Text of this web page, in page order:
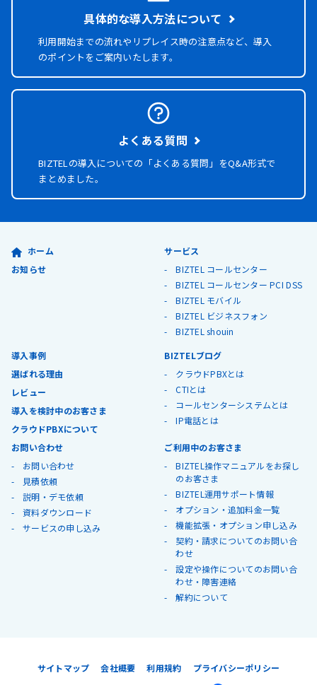
具体的な導入方法について
利用開始までの流れやリプレイス時の注意点など、導入
のポイントをご案内いたします。
よくある質問
BIZTELの導入についての「よくある質問」をQ&A形式で
まとめました。
ホーム
お知らせ
サービス
BIZTEL コールセンター
BIZTEL コールセンター PCI DSS
BIZTEL モバイル
BIZTEL ビジネスフォン
BIZTEL shouin
導入事例
選ばれる理由
レビュー
導入を検討中のお客さま
クラウドPBXについて
BIZTELブログ
クラウドPBXとは
CTIとは
コールセンターシステムとは
IP電話とは
お問い合わせ
お問い合わせ
見積依頼
説明・デモ依頼
資料ダウンロード
サービスの申し込み
ご利用中のお客さま
BIZTEL操作マニュアルをお探し
のお客さま
BIZTEL運用サポート情報
オプション・追加料金一覧
機能拡張・オプション申し込み
契約・請求についてのお問い合
わせ
設定や操作についてのお問い合
わせ・障害連絡
解約について
サイトマップ 会社概要 利用規約
プライバシーポリシー